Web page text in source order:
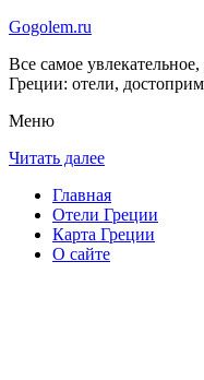
Gogolem.ru
Все самое
Греции: отели,
Меню
Читать далее
Главная
Отели Греции
Карта Греции
О сайте